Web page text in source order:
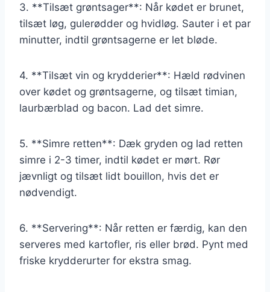
3. **Tilsæt grøntsager**: Når kødet er brunet,
tilsæt løg, gulerødder og hvidløg. Sauter i et par
minutter, indtil grøntsagerne er let bløde.
4. **Tilsæt vin og krydderier**: Hæld rødvinen
over kødet og grøntsagerne, og tilsæt timian,
laurbærblad og bacon. Lad det simre.
5. **Simre retten**: Dæk gryden og lad retten
simre i 2-3 timer, indtil kødet er mørt. Rør
jævnligt og tilsæt lidt bouillon, hvis det er
nødvendigt.
6. **Servering**: Når retten er færdig, kan den
serveres med kartofler, ris eller brød. Pynt med
friske krydderurter for ekstra smag.